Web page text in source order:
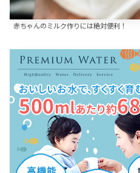
赤ちゃんのミルク作りには絶対便利！